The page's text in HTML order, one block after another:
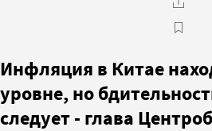
Инфляция в Китае
уровне, но
следует - глава